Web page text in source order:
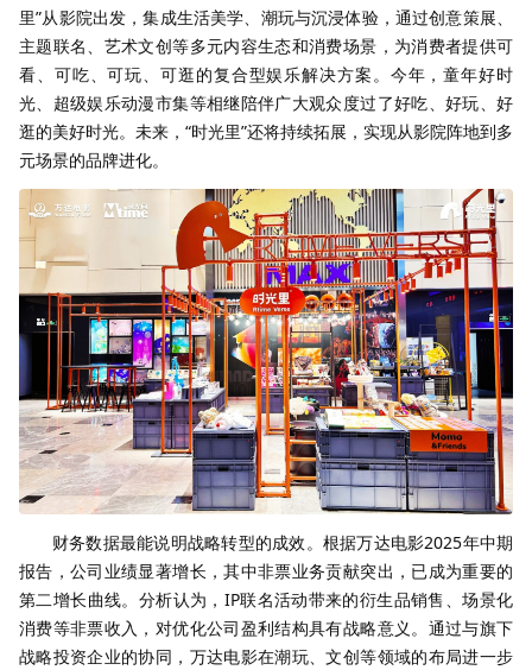
里”从影院出发，集成生活美学、潮玩与沉浸体验，通过创意策展、
主题联名、艺术文创等多元内容生态和消费场景，为消费者提供可
看、可吃、可玩、可逛的复合型娱乐解决方案。今年，童年好时
光、超级娱乐动漫市集等相继陪伴广大观众度过了好吃、好玩、好
逛的美好时光。未来，“时光里”还将持续拓展，实现从影院阵地到多
元场景的品牌进化。
财务数据最能说明战略转型的成效。根据万达电影2025年中期
报告，公司业绩显著增长，其中非票业务贡献突出，已成为重要的
第二增长曲线。分析认为，IP联名活动带来的衍生品销售、场景化
消费等非票收入，对优化公司盈利结构具有战略意义。通过与旗下
战略投资企业的协同，万达电影在潮玩、文创等领域的布局进一步